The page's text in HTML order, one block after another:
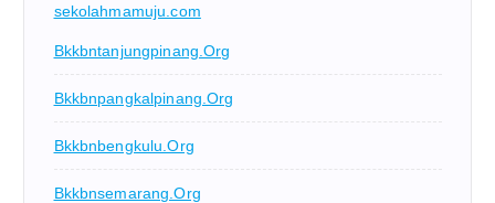
sekolahmamuju.com
Bkkbntanjungpinang.org
Bkkbnpangkalpinang.org
Bkkbnbengkulu.org
Bkkbnsemarang.org